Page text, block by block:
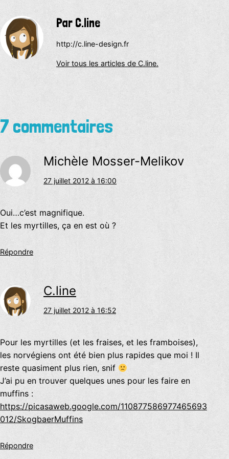
Par C.line
http://c.line-design.fr
Voir tous les articles de C.line.
7 commentaires
Michèle Mosser-Melikov
27 juillet 2012 à 16:00
Oui…c’est magnifique.
Et les myrtilles, ça en est où ?
Répondre
C.line
27 juillet 2012 à 16:52
Pour les myrtilles (et les fraises, et les framboises),
les norvégiens ont été bien plus rapides que moi ! Il
reste quasiment plus rien, snif
J’ai pu en trouver quelques unes pour les faire en
muffins :
https://picasaweb.google.com/110877586977465693
012/SkogbaerMuffins
Répondre